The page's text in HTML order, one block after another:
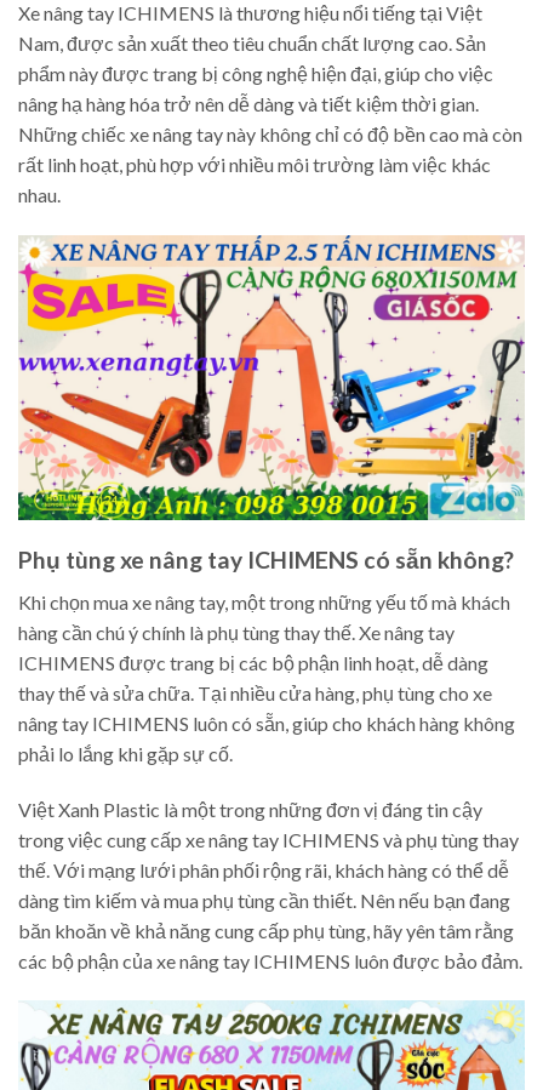
Xe nâng tay ICHIMENS là thương hiệu nổi tiếng tại Việt
Nam, được sản xuất theo tiêu chuẩn chất lượng cao. Sản
phẩm này được trang bị công nghệ hiện đại, giúp cho việc
nâng hạ hàng hóa trở nên dễ dàng và tiết kiệm thời gian.
Những chiếc xe nâng tay này không chỉ có độ bền cao mà còn
rất linh hoạt, phù hợp với nhiều môi trường làm việc khác
nhau.
Phụ tùng xe nâng tay ICHIMENS có sẵn không?
Khi chọn mua xe nâng tay, một trong những yếu tố mà khách
hàng cần chú ý chính là phụ tùng thay thế. Xe nâng tay
ICHIMENS được trang bị các bộ phận linh hoạt, dễ dàng
thay thế và sửa chữa. Tại nhiều cửa hàng, phụ tùng cho xe
nâng tay ICHIMENS luôn có sẵn, giúp cho khách hàng không
phải lo lắng khi gặp sự cố.
Việt Xanh Plastic là một trong những đơn vị đáng tin cậy
trong việc cung cấp xe nâng tay ICHIMENS và phụ tùng thay
thế. Với mạng lưới phân phối rộng rãi, khách hàng có thể dễ
dàng tìm kiếm và mua phụ tùng cần thiết. Nên nếu bạn đang
băn khoăn về khả năng cung cấp phụ tùng, hãy yên tâm rằng
các bộ phận của xe nâng tay ICHIMENS luôn được bảo đảm.